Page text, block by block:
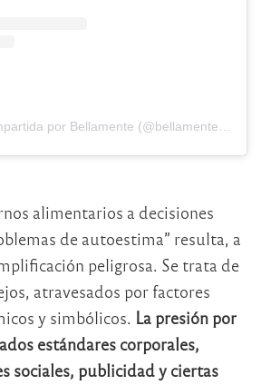
alimentarios a decisiones
de autoestima” resulta, a
peligrosa. Se trata de
atravesados por factores
y simbólicos. La presión por
estándares corporales,
sociales, publicidad y ciertas